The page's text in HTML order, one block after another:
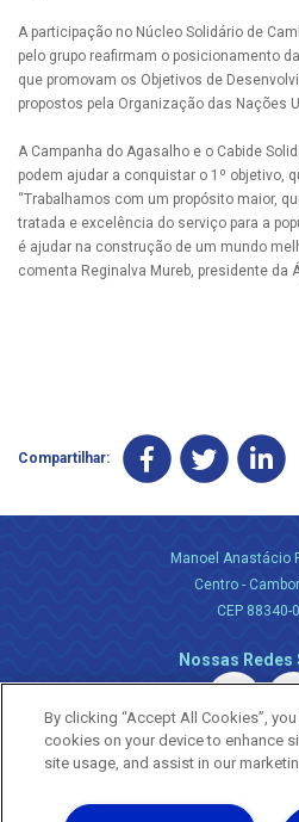
A participação no Núcleo Solidário de
pelo grupo reafirmam o posicionamento
que promovam os Objetivos de
propostos pela Organização das Nações
A Campanha do Agasalho e o Cabide
podem ajudar a conquistar o 1º objetivo,
“Trabalhamos com um propósito maior,
tratada e excelência do serviço para a
é ajudar na construção de um mundo
comenta Reginalva Mureb, presidente da
Compartilhar:
Manoel Anastácio
Centro -
CEP 88340-
Nossas Redes
By clicking “Accept All Cookies”,
cookies on your device to enhance
site usage, and assist in our